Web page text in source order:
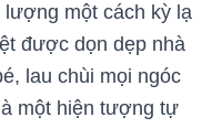
một cách kỳ lạ
được dọn dẹp nhà
lau chùi mọi ngóc
một hiện tượng tự